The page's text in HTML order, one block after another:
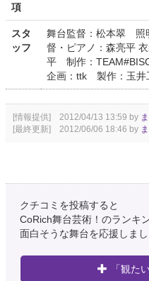
項
スタ
ッフ
舞台監督：松本翠
督・ピアノ：森亮平
平 制作：
企画：ttk 製作：玉井
[情報提供] 2012/04/13 13:59 by
[最終更新] 2012/06/06 18:46 by
クチコミを投稿すると
CoRich舞台芸術！のランキ
面白そうな舞台を応援しまし
「観た